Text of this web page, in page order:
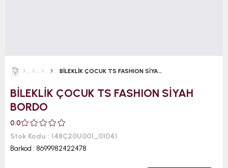
BİLEKLİK ÇOCUK TS FASHION SİYAH BORDO
BİLEKLİK ÇOCUK TS FASHION SİYAH
BORDO
0.0
Stok Kodu
(48Ç20U001_0104)
Barkod : 8699982422478